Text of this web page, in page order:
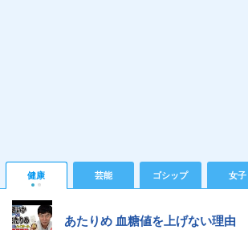
健康 芸能 ゴシップ 女子
あたりめ 血糖値を上げない理由